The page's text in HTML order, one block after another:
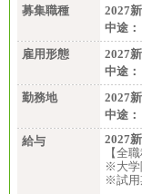
募集職種
2027新
中途：
雇用形態
2027新
中途：
勤務地
2027新
中途：
給与
2027新
【全
※大学
※試用